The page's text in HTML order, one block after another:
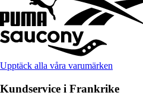
Upptäck alla våra varumärken
Kundservice i Frankrike